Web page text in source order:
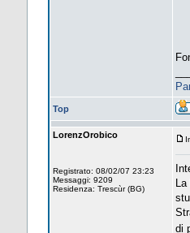
Top
LorenzOrobico
Registrato: 08/02/07 23:23
Messaggi: 9209
Residenza: Trescùr (BG)
di